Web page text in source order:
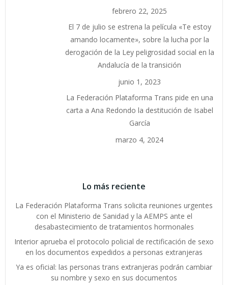
febrero 22, 2025
El 7 de julio se estrena la película «Te estoy
amando locamente», sobre la lucha por la
derogación de la Ley peligrosidad social en la
Andalucía de la transición
junio 1, 2023
La Federación Plataforma Trans pide en una
carta a Ana Redondo la destitución de Isabel
García
marzo 4, 2024
Lo más reciente
La Federación Plataforma Trans solicita reuniones urgentes
con el Ministerio de Sanidad y la AEMPS ante el
desabastecimiento de tratamientos hormonales
Interior aprueba el protocolo policial de rectificación de sexo
en los documentos expedidos a personas extranjeras
Ya es oficial: las personas trans extranjeras podrán cambiar
su nombre y sexo en sus documentos